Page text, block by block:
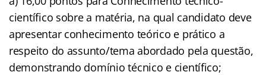
científico sobre a matéria, na qual candidato deve
apresentar conhecimento teórico e prático a
respeito do assunto/tema abordado pela questão,
demonstrando domínio técnico e científico;